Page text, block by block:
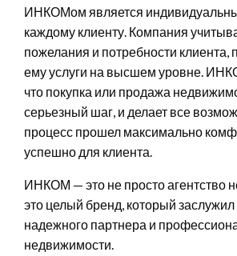
ИНКОМом является
каждому клиенту. Компания
пожелания и потребности клиента,
ему услуги на высшем уровне.
что покупка или продажа
серьезный шаг, и делает все
процесс прошел максимально
успешно для клиента.
ИНКОМ — это не просто агентство
это целый бренд, который
надежного партнера и
недвижимости.